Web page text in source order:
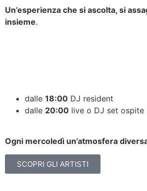
Un’esperienza che si ascolta, si
insieme.
dalle 18:00 DJ resident
dalle 20:00 live o DJ set ospite
Ogni mercoledì un’atmosfera
SCOPRI GLI ARTISTI